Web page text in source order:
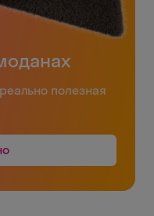
полезная